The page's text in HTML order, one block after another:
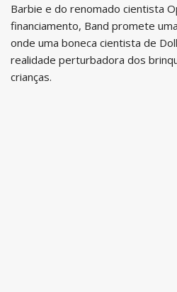
Barbie e do renomado cientista
financiamento, Band promete
onde uma boneca cientista de
realidade perturbadora dos
crianças.